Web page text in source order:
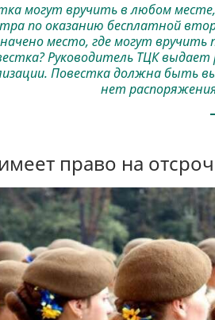
могут вручить в любом
по оказанию бесплатной
место, где могут вручить
Руководитель ТЦК
Повестка должна быть
нет
право на